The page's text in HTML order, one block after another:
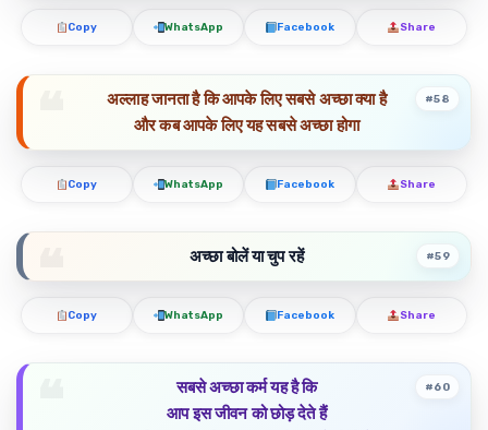
Copy WhatsApp Facebook Share
अल्लाह जानता है कि आपके लिए सबसे अच्छा क्या है
और कब आपके लिए यह सबसे अच्छा होगा
#58
Copy WhatsApp Facebook Share
अच्छा बोलें या चुप रहें #59
Copy WhatsApp Facebook Share
सबसे अच्छा कर्म यह है कि
आप इस जीवन को छोड़ देते हैं
#60